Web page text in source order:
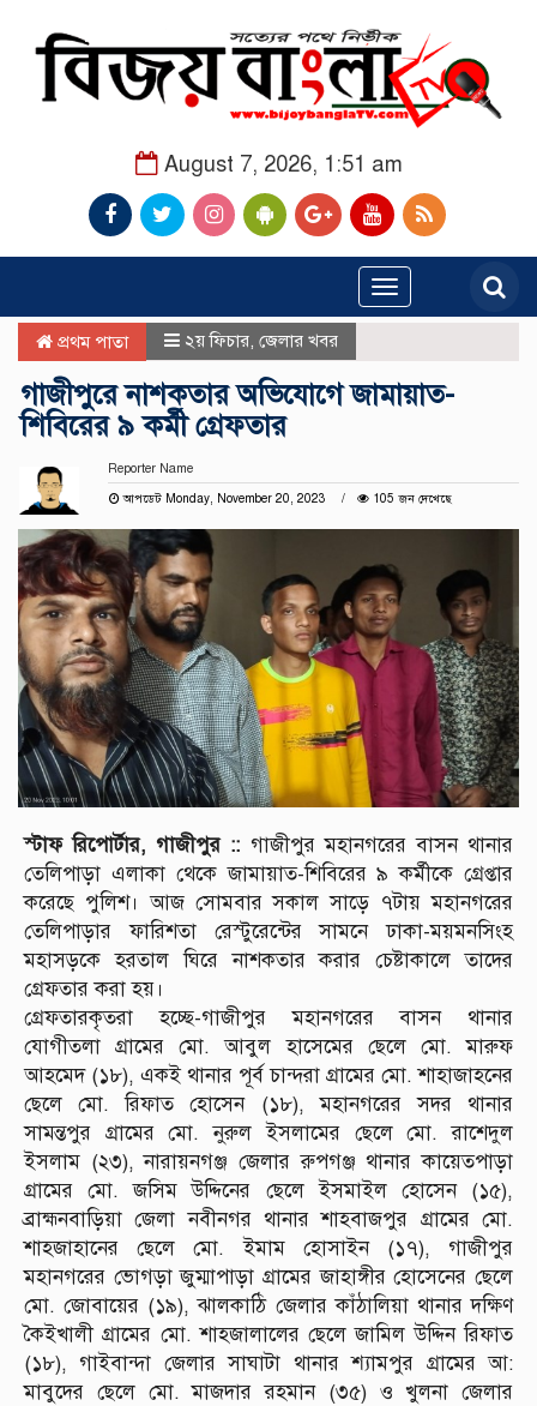
August 7, 2026, 1:51 am
Toggle
navigation
প্রথম পাতা ২য় ফিচার জেলার খবর
গাজীপুরে নাশকতার অভিযোগে জামায়াত-
শিবিরের ৯ কর্মী গ্রেফতার
Reporter Name
আপডেট Monday, November 20, 2023
105 জন দেখেছে
স্টাফ রিপোর্টার, গাজীপুর :: গাজীপুর মহানগরের বাসন থানার
তেলিপাড়া এলাকা থেকে জামায়াত-শিবিরের ৯ কর্মীকে গ্রেপ্তার
করেছে পুলিশ। আজ সোমবার সকাল সাড়ে ৭টায় মহানগরের
তেলিপাড়ার ফারিশতা রেস্টুরেন্টের সামনে ঢাকা-ময়মনসিংহ
মহাসড়কে হরতাল ঘিরে নাশকতার করার চেষ্টাকালে তাদের
গ্রেফতার করা হয়।
গ্রেফতারকৃতরা হচ্ছে-গাজীপুর মহানগরের বাসন থানার
যোগীতলা গ্রামের মো. আবুল হাসেমের ছেলে মো. মারুফ
আহমেদ (১৮), একই থানার পূর্ব চান্দরা গ্রামের মো. শাহাজাহনের
ছেলে মো. রিফাত হোসেন (১৮), মহানগরের সদর থানার
সামন্তপুর গ্রামের মো. নুরুল ইসলামের ছেলে মো. রাশেদুল
ইসলাম (২৩), নারায়নগঞ্জ জেলার রুপগঞ্জ থানার কায়েতপাড়া
গ্রামের মো. জসিম উদ্দিনের ছেলে ইসমাইল হোসেন (১৫),
ব্রাহ্মনবাড়িয়া জেলা নবীনগর থানার শাহবাজপুর গ্রামের মো.
শাহজাহানের ছেলে মো. ইমাম হোসাইন (১৭), গাজীপুর
মহানগরের ভোগড়া জুম্মাপাড়া গ্রামের জাহাঙ্গীর হোসেনের ছেলে
মো. জোবায়ের (১৯), ঝালকাঠি জেলার কাঁঠালিয়া থানার দক্ষিণ
কৈইখালী গ্রামের মো. শাহজালালের ছেলে জামিল উদ্দিন রিফাত
(১৮), গাইবান্দা জেলার সাঘাটা থানার শ্যামপুর গ্রামের আ:
মাবুদের ছেলে মো. মাজদার রহমান (৩৫) ও খুলনা জেলার